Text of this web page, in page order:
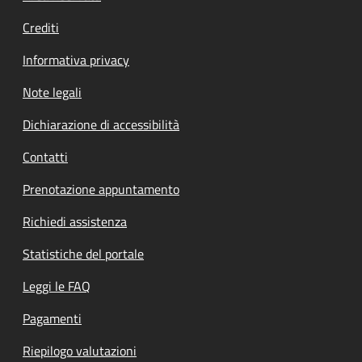
Crediti
Informativa privacy
Note legali
Dichiarazione di accessibilità
Contatti
Prenotazione appuntamento
Richiedi assistenza
Statistiche del portale
Leggi le FAQ
Pagamenti
Riepilogo valutazioni